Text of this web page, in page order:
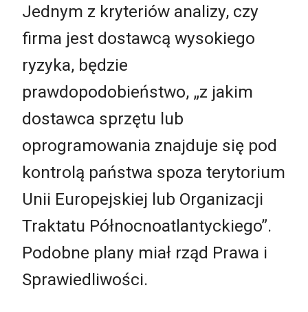
Jednym z kryteriów analizy, czy
firma jest dostawcą wysokiego
ryzyka, będzie
prawdopodobieństwo, „z jakim
dostawca sprzętu lub
oprogramowania znajduje się pod
kontrolą państwa spoza terytorium
Unii Europejskiej lub Organizacji
Traktatu Północnoatlantyckiego”.
Podobne plany miał rząd Prawa i
Sprawiedliwości.